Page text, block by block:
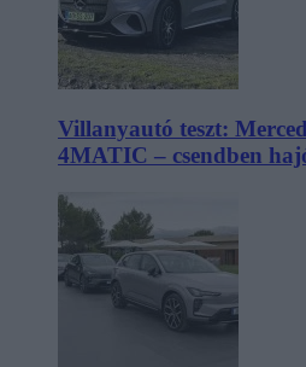
Villanyautó teszt:
4MATIC – csendben